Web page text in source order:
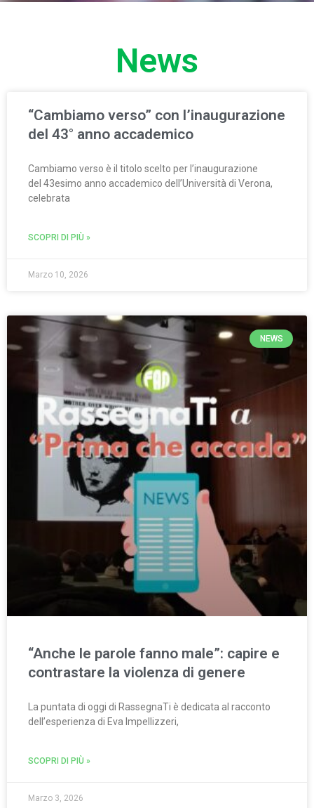
News
“Cambiamo verso” con l’inaugurazione
del 43° anno accademico
Cambiamo verso è il titolo scelto per l’inaugurazione
del 43esimo anno accademico dell’Università di Verona,
celebrata
SCOPRI DI PIÙ »
Marzo 10, 2026
NEWS
“Anche le parole fanno male”: capire e
contrastare la violenza di genere
La puntata di oggi di RassegnaTi è dedicata al racconto
dell’esperienza di Eva Impellizzeri,
SCOPRI DI PIÙ »
Marzo 3, 2026